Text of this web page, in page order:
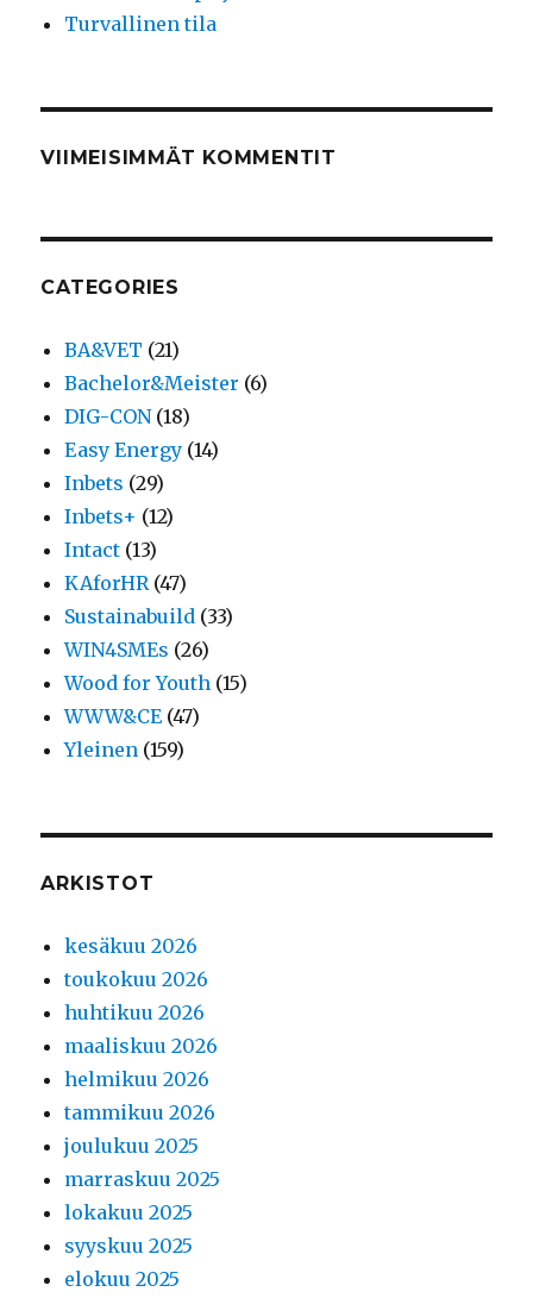
Turvallinen tila
VIIMEISIMMÄT KOMMENTIT
CATEGORIES
BA&VET (21)
Bachelor&Meister (6)
DIG-CON(18)
Easy Energy (14)
Inbets (29)
Inbets+ (12)
Intact (13)
KAforHR (47)
Sustainabuild (33)
WIN4SMEs (26)
Wood for Youth (15)
WWW&CE (47)
Yleinen (159)
ARKISTOT
kesäkuu 2026
toukokuu 2026
huhtikuu 2026
maaliskuu 2026
helmikuu 2026
tammikuu 2026
joulukuu 2025
marraskuu 2025
lokakuu 2025
syyskuu 2025
elokuu 2025